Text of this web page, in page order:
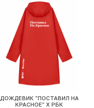
ДОЖДЕВИК "ПОСТАВИЛ НА
КРАСНОЕ" Х РБК